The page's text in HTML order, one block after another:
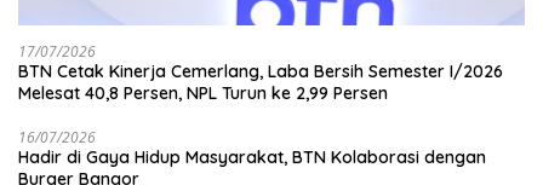
17/07/2026
BTN Cetak Kinerja Cemerlang, Laba Bersih Semester I/2026
Melesat 40,8 Persen, NPL Turun ke 2,99 Persen
16/07/2026
Hadir di Gaya Hidup Masyarakat, BTN Kolaborasi dengan
Burger Bangor